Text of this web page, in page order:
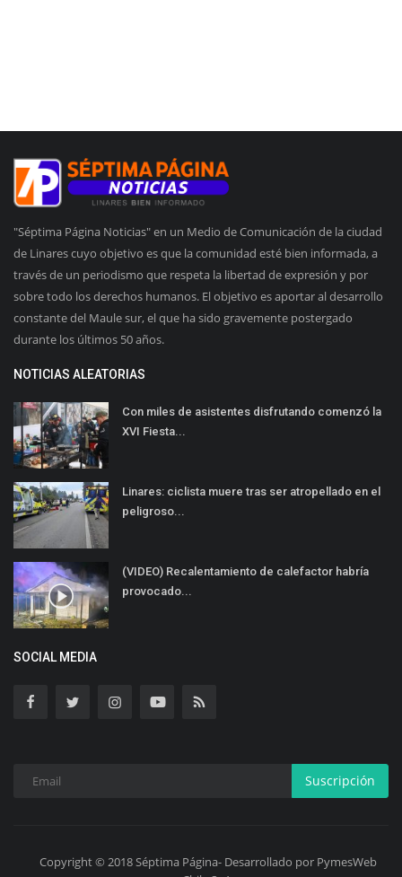
"Séptima Página Noticias" en un Medio de Comunicación de la ciudad
de Linares cuyo objetivo es que la comunidad esté bien informada, a
través de un periodismo que respeta la libertad de expresión y por
sobre todo los derechos humanos. El objetivo es aportar al desarrollo
constante del Maule sur, el que ha sido gravemente postergado
durante los últimos 50 años.
NOTICIAS ALEATORIAS
Con miles de asistentes disfrutando comenzó la
XVI Fiesta...
Linares: ciclista muere tras ser atropellado en el
peligroso...
(VIDEO) Recalentamiento de calefactor habría
provocado...
SOCIAL MEDIA
Suscripción
Copyright © 2018 Séptima Página- Desarrollado por PymesWeb